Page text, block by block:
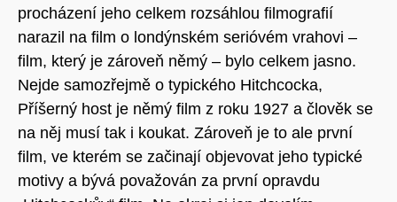
procházení jeho celkem rozsáhlou filmografií
narazil na film o londýnském serióvém vrahovi –
film, který je zároveň němý – bylo celkem jasno.
Nejde samozřejmě o typického Hitchcocka,
Příšerný host je němý film z roku 1927 a člověk se
na něj musí tak i koukat. Zároveň je to ale první
film, ve kterém se začinají objevovat jeho typické
motivy a bývá považován za první opravdu